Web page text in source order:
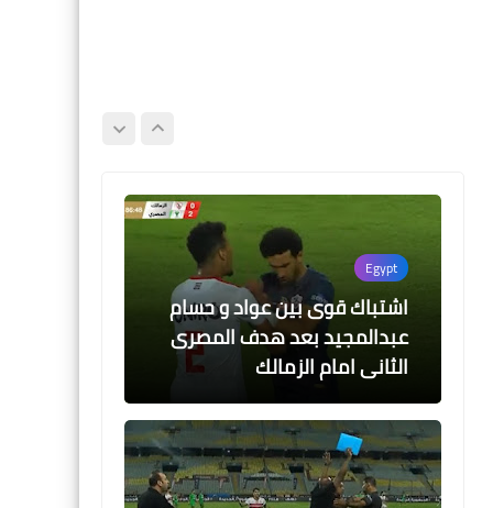
Egypt
اشتباك قوى بين عواد و حسام
عبدالمجيد بعد هدف المصرى
الثانى امام الزمالك